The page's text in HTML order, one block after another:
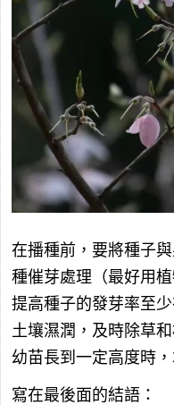
在播種前，要將種子
種催芽處理（最好用
提高種子的發芽率至
土壤濕潤，及時除草
幼苗長到一定高度時
寫在最後面的結語：